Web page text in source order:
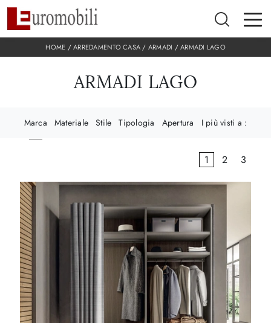
HOME /ARREDAMENTO CASA / ARMADI /ARMADI LAGO
ARMADI LAGO
Marca Materiale Stile Tipologia Apertura I più visti a :
1 2 3